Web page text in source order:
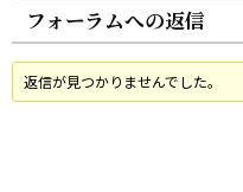
フォーラムへの返信
返信が見つかりませんでした。